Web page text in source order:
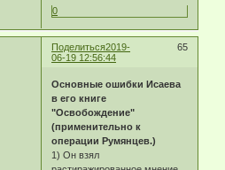
0
Поделиться 65
2019-
06-19 12:56:44
Основные ошибки Исаева
в его книге
"Освобождение"
(применительно к
операции Румянцев.)
1) Он взял